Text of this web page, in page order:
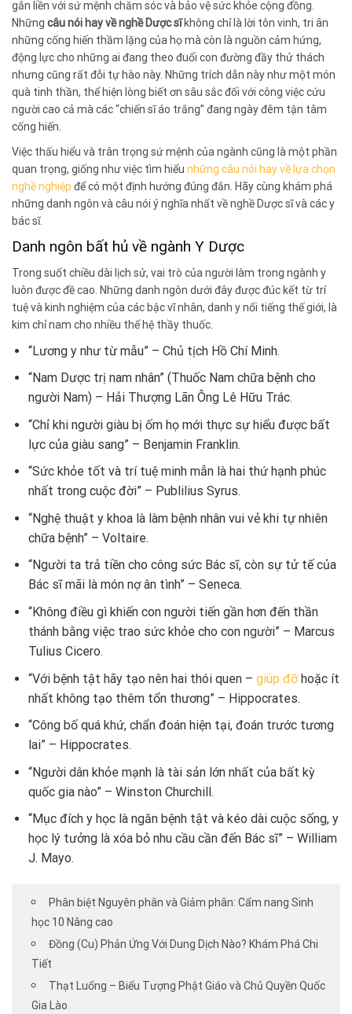
gắn liền với sứ mệnh chăm sóc và bảo vệ sức khỏe cộng đồng.
Những câu nói hay về nghề Dược sĩkhông chỉ là lời tôn vinh, tri ân
những cống hiến thầm lặng của họ mà còn là nguồn cảm hứng,
động lực cho những ai đang theo đuổi con đường đầy thử thách
nhưng cũng rất đỗi tự hào này. Những trích dẫn này như một món
quà tinh thần, thể hiện lòng biết ơn sâu sắc đối với công việc cứu
người cao cả mà các “chiến sĩ áo trắng” đang ngày đêm tận tâm
cống hiến.
Việc thấu hiểu và trân trọng sứ mệnh của ngành cũng là một phần
quan trọng, giống như việc tìm hiểu những câu nói hay về lựa chọn
nghề nghiệp để có một định hướng đúng đắn. Hãy cùng khám phá
những danh ngôn và câu nói ý nghĩa nhất về nghề Dược sĩ và các y
bác sĩ.
Danh ngôn bất hủ về ngành Y Dược
Trong suốt chiều dài lịch sử, vai trò của người làm trong ngành y
luôn được đề cao. Những danh ngôn dưới đây được đúc kết từ trí
tuệ và kinh nghiệm của các bậc vĩ nhân, danh y nổi tiếng thế giới, là
kim chỉ nam cho nhiều thế hệ thầy thuốc.
“Lương y như từ mẫu” – Chủ tịch Hồ Chí Minh.
“Nam Dược trị nam nhân” (Thuốc Nam chữa bệnh cho
người Nam) – Hải Thượng Lãn Ông Lê Hữu Trác.
“Chỉ khi người giàu bị ốm họ mới thực sự hiểu được bất
lực của giàu sang” – Benjamin Franklin.
“Sức khỏe tốt và trí tuệ minh mẫn là hai thứ hạnh phúc
nhất trong cuộc đời” – Publilius Syrus.
“Nghệ thuật y khoa là làm bệnh nhân vui vẻ khi tự nhiên
chữa bệnh” – Voltaire.
“Người ta trả tiền cho công sức Bác sĩ, còn sự tử tế của
Bác sĩ mãi là món nợ ân tình” – Seneca.
“Không điều gì khiến con người tiến gần hơn đến thần
thánh bằng việc trao sức khỏe cho con người” – Marcus
Tulius Cicero.
“Với bệnh tật hãy tạo nên hai thói quen – giúp đỡhoặc ít
nhất không tạo thêm tổn thương” – Hippocrates.
“Công bố quá khứ, chẩn đoán hiện tại, đoán trước tương
lai” – Hippocrates.
“Người dân khỏe mạnh là tài sản lớn nhất của bất kỳ
quốc gia nào” – Winston Churchill.
“Mục đích y học là ngăn bệnh tật và kéo dài cuộc sống, y
học lý tưởng là xóa bỏ nhu cầu cần đến Bác sĩ” – William
J. Mayo.
Phân biệt Nguyên phân và Giảm phân: Cẩm nang Sinh
học 10 Nâng cao
Đồng (Cu) Phản Ứng Với Dung Dịch Nào? Khám Phá Chi
Tiết
Thạt Luổng – Biểu Tượng Phật Giáo và Chủ Quyền Quốc
Gia Lào